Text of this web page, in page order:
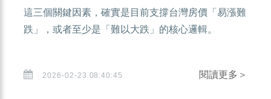
這三個關鍵因素，確實是目前支撐台灣房價「易漲難
跌」，或者至少是「難以大跌」的核心邏輯。
2026-02-23 08:40:45 閱讀更多＞